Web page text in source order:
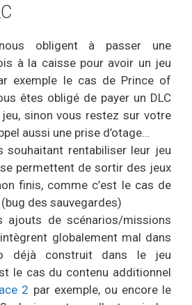
obligent à passer une
à la caisse pour avoir un jeu
exemple le cas de Prince of
êtes obligé de payer un DLC
sinon vous restez sur votre
aussi une prise d’otage…
souhaitant rentabiliser leur jeu
permettent de sortir des jeux
finis, comme c’est le cas de
des sauvegardes)
ajouts de scénarios/missions
globalement mal dans
déjà construit dans le jeu
le cas du contenu additionnel
2 par exemple, ou encore le